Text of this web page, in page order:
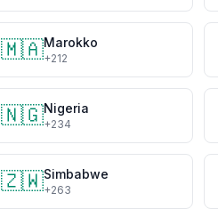
🇲🇦Marokko
+212
🇳🇬Nigeria
+234
🇿🇼Simbabwe
+263